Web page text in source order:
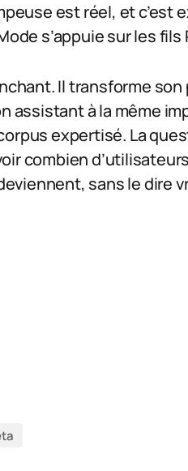
est réel, et c’est
s’appuie sur les fils
Il transforme
assistant à la même
expertisé. La
combien
sans le dire